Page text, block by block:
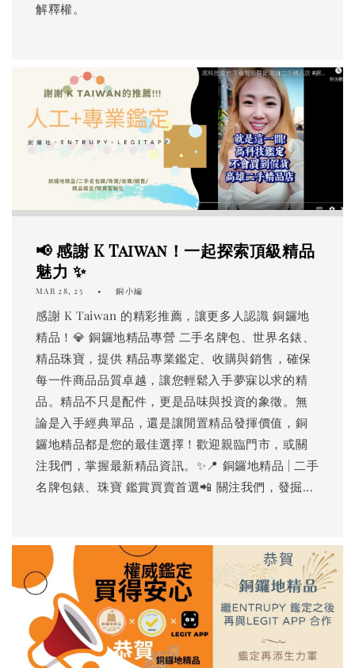
解釋權。
📢 感謝 K Taiwan！一起探索頂級精品
魅力 ✨
MAR 28, 25 銅小編
感謝 K Taiwan 的精彩推薦，讓更多人認識 銅鑼地
精品！💎 銅鑼地精品專營 二手名牌包、世界名錶、
精品珠寶，提供 精品專業鑑定、收購與銷售，確保
每一件商品品質卓越，讓您輕鬆入手夢寐以求的精
品。精品不只是配件，更是品味與投資的象徵。無
論是入手經典單品，還是讓閒置精品發揮價值，銅
鑼地精品都是您的最佳選擇！歡迎親臨門市，或關
注我們，掌握最新精品資訊。✨📍 銅鑼地精品 | 二手
名牌包錶、珠寶 鑑賞買賣首選📲 關注我們，發掘...